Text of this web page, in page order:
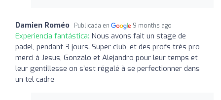
Damien Roméo Publicada en 9 months ago
Experiencia fantástica: Nous avons fait un stage de
padel, pendant 3 jours. Super club, et des profs très pro
merci à Jesus, Gonzalo et Alejandro pour leur temps et
leur gentillesse on s’est régalé à se perfectionner dans
un tel cadre